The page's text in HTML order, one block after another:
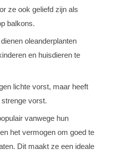
ze ook geliefd zijn als
balkons.
oleanderplanten
en huisdieren te
lichte vorst, maar heeft
vorst.
vanwege hun
het vermogen om goed te
Dit maakt ze een ideale